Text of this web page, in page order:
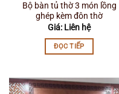
Bộ bàn tủ thờ 3 món lồng
ghép kèm đôn thờ
Giá: Liên hệ
ĐỌC TIẾP